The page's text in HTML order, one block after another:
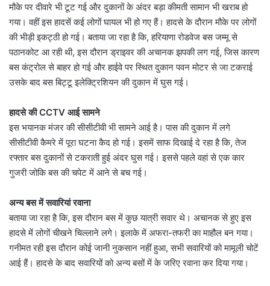
मौके पर दीवारे भी टूट गई और दुकानों के अंदर बड़ा कीमती सामान भी खराब हो
गया। वहीं इस हादसें कई लोगों घायल भी हो गए हैं। हादसे के दौरान मौके पर लोगों
की भीड़ी इकट्ठी हो गई। बताया जा रहा है कि, हरियाणा रोडवेज बस जम्मू से
पठानकोट आ रही थी, इस दौरान ड्राइवर की अचानक झपकी लग गई, जिस कारण
बस कंट्रोल से बाहर हो गई और हाईवे पर स्थित दुकान पवन मोटर से जा टकराई
उसके बाद बस बिट्टू इलेक्ट्रिशियन की दुकान में घुस गई।
हादसे की CCTV आई सामने
इस भयानक मंजर की सीसीटीवी भी सामने आई है। पास की दुकान में लगे
सीसीटीवी कैमरे में पूरा घटना कैद हो गई। इसमें साफ दिखाई दे रहा है कि, तेज
रफ्तार बस दुकानों से टकराती हुई अंदर घुस गई। इससे पहले वहां से एक कार
गुजरी जोकि बस की चपेट में आने से बच गई।
अन्य बस में सवारियां रवाना
बताया जा रहा है कि, इस दौरान बस में कुछ यात्री सवार थे। अचानक से हुए इस
हादसे में लोगों चीखने चिल्लाने लगे। इलाके में अफरा-तफरी का माहौल बन गया।
गनीमत रही इस दौरान कोई जानी नुकसान नहीं हुआ, सभी सवारियों को मामूली चोटें
आई हैं। हादसे के बाद सवारियों को अन्य बसों में के जरिए रवाना कर दिया गया।